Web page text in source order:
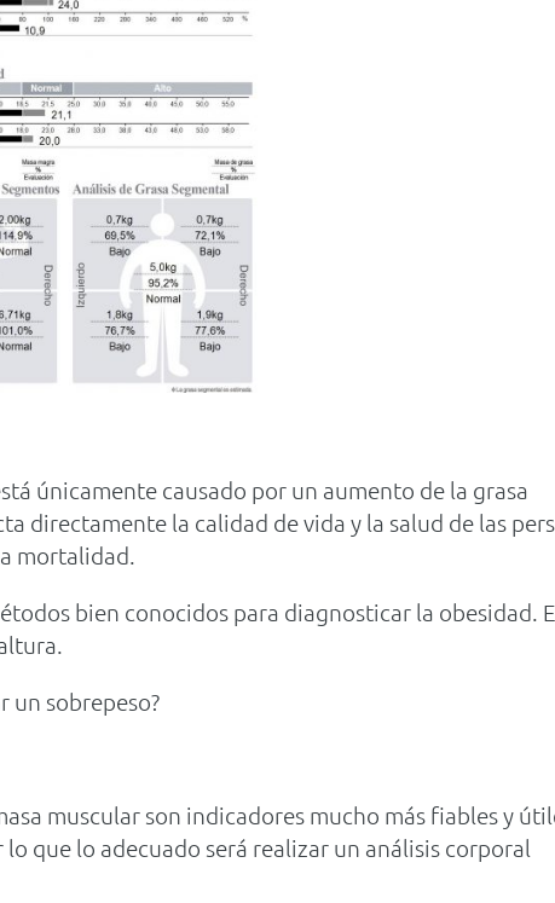
únicamente causado por un aumento de la grasa
directamente la calidad de vida y la salud de las
mortalidad.
bien conocidos para diagnosticar la obesidad.
un sobrepeso?
muscular son indicadores mucho más fiables y
que lo adecuado será realizar un análisis corporal